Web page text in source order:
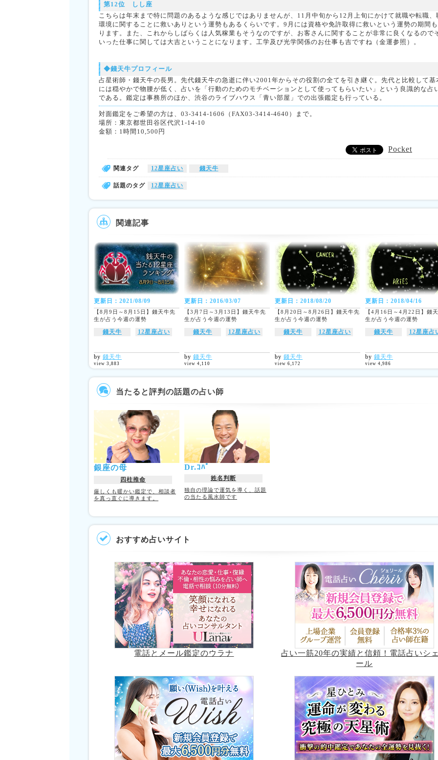
第12位 しし座
こちらは年末まで特に問題のあるような感じではありませんが、11月中旬から12月上旬にかけて就職や転職、
環境に関することに救いありという運勢もあるくらいです。9月には資格や免許取得に救いという運勢の期間
ります。また、これからしばらくは人気稼業もそうなのですが、お客さんに関することが非常に良くなるので
いった仕事に関しては大吉ということになります。工学及び光学関係のお仕事も吉ですね（金運参照）。
◆錢天牛プロフィール
占星術師・錢天牛の長男。先代錢天牛の急逝に伴い2001年からその役割の全てを引き継ぐ。先代と比較して基
には穏やかで物腰が低く、占いを「行動のためのモチベーションとして使ってもらいたい」という良識的な占
である。鑑定は事務所のほか、渋谷のライブハウス「青い部屋」での出張鑑定も行っている。
対面鑑定をご希望の方は、03-3414-1606（FAX03-3414-4640）まで。
場所：東京都世田谷区代沢1-14-10
金額：1時間10,500円
Pocket
関連タグ 12星座占い 錢天牛
話題のタグ 12星座占い
関連記事
更新日：2021/08/09
【8月9日～8月15日】錢天牛先
生が占う今週の運勢
錢天牛 12星座占い
by 錢天牛
view 3,883
更新日：2016/03/07
【3月7日～3月13日】錢天牛先
生が占う今週の運勢
錢天牛 12星座占い
by 錢天牛
view 4,110
更新日：2018/08/20
【8月20日～8月26日】錢天牛先
生が占う今週の運勢
錢天牛 12星座占い
by 錢天牛
view 6,172
更新日：2018/04/16
【4月16日～4月22日】錢
生が占う今週の運勢
錢天牛 12星座占
by 錢天牛
view 4,986
当たると評判の話題の占い師
銀座の母
四柱推命
厳しくも暖かい鑑定で、相談者
を真っ直ぐに導きます。
Dr.ｺﾊﾟ
姓名判断
独自の理論で運気を導く、話題
の当たる風水師です
おすすめ占いサイト
電話とメール鑑定のウラナ
占い一筋20年の実績と信頼！電話占いシ
ール